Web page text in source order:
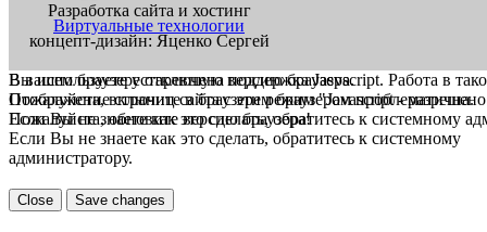
Разработка сайта и хостинг
Виртуальные технологии
концепт-дизайн: Яценко Сергей
В вашем браузере отключена поддержка Jasvscript. Работа в
Пожалуйста, включите в браузере режим "Javascript -
Если Вы не знаете как это сделать, обратитесь к системному
Вы используете устаревшую версию браузера.
Отображение страниц сайта с этим браузером проблематична.
Пожалуйста, обновите версию браузера!
Если Вы не знаете как это сделать, обратитесь к системному
администратору.
Close Save changes